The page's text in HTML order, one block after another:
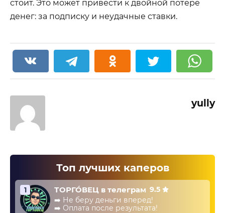
стоит. Это может привести к двойной потере
денег: за подписку и неудачные ставки.
yully
Топ лучших каперов
1 ТОРГО́ВЕЦ в телеграм 9.5
➡️ Не беру деньги вперед!
➡️ Оплата после результата!